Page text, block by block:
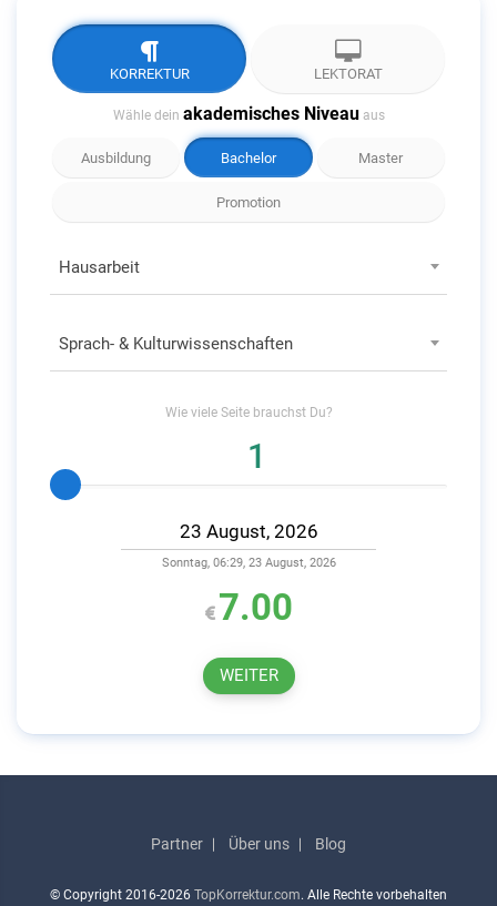
KORREKTUR LEKTORAT
Wähle dein akademisches Niveauaus
Ausbildung Bachelor Master
Promotion
Hausarbeit
Sprach- & Kulturwissenschaften
Wie viele Seitebrauchst Du?
7.00
Sonntag, 06:29, 23 August, 2026
WEITER
Partner Über uns Blog
© Copyright 2016-2026 TopKorrektur.com. Alle Rechte vorbehalten